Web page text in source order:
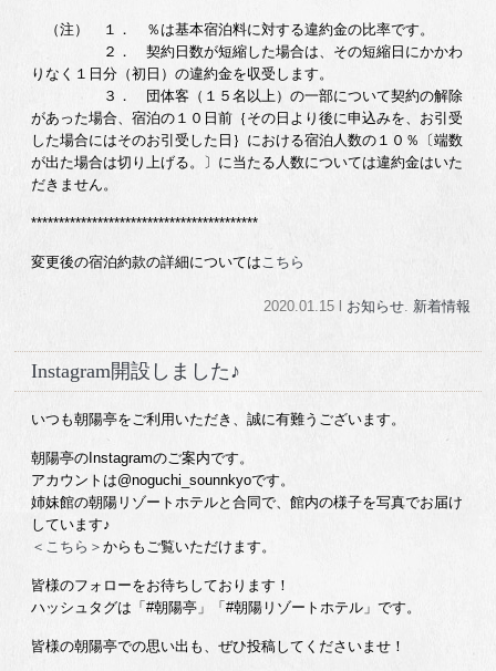
（注） １． ％は基本宿泊料に対する違約金の比率です。
２． 契約日数が短縮した場合は、その短縮日にかかわ
りなく１日分（初日）の違約金を収受します。
３． 団体客（１５名以上）の一部について契約の解除
があった場合、宿泊の１０日前｛その日より後に申込みを、お引受
した場合にはそのお引受した日｝における宿泊人数の１０％〔端数
が出た場合は切り上げる。〕に当たる人数については違約金はいた
だきません。
*****************************************
変更後の宿泊約款の詳細についてはこちら
2020.01.15 l お知らせ. 新着情報
Instagram開設しました♪
いつも朝陽亭をご利用いただき、誠に有難うございます。
朝陽亭のInstagramのご案内です。
アカウントは@noguchi_sounnkyoです。
姉妹館の朝陽リゾートホテルと合同で、館内の様子を写真でお届け
しています♪
＜こちら＞からもご覧いただけます。
皆様のフォローをお待ちしております！
ハッシュタグは「#朝陽亭」「#朝陽リゾートホテル」です。
皆様の朝陽亭での思い出も、ぜひ投稿してくださいませ！